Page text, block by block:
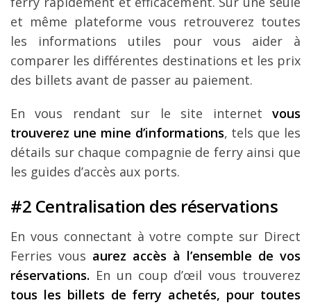
et même plateforme vous retrouverez toutes
les informations utiles pour vous aider à
comparer les différentes destinations et les prix
des billets avant de passer au paiement.
En vous rendant sur le site internet vous
trouverez une mine d’informations, tels que les
détails sur chaque compagnie de ferry ainsi que
les guides d’accès aux ports.
#2 Centralisation des réservations
En vous connectant à votre compte sur Direct
Ferries vous aurez accès à l’ensemble de vos
réservations. En un coup d’œil vous trouverez
tous les billets de ferry achetés, pour toutes